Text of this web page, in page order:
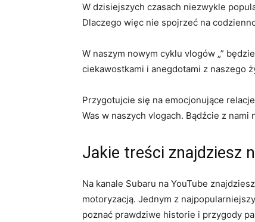
W dzisiejszych czasach niezwykle
Dlaczego więc nie spojrzeć na
W ‍naszym nowym cyklu vlogów „”​
⁤ciekawostkami i anegdotami z naszego
Przygotujcie ‍się ‌na emocjonujące
Was w naszych vlogach. Bądźcie⁢ z
Jakie treści ‌znajdziesz
Na‍ kanale⁤ Subaru na YouTube
motoryzacją. Jednym z
poznać prawdziwe ⁢historie i przygody